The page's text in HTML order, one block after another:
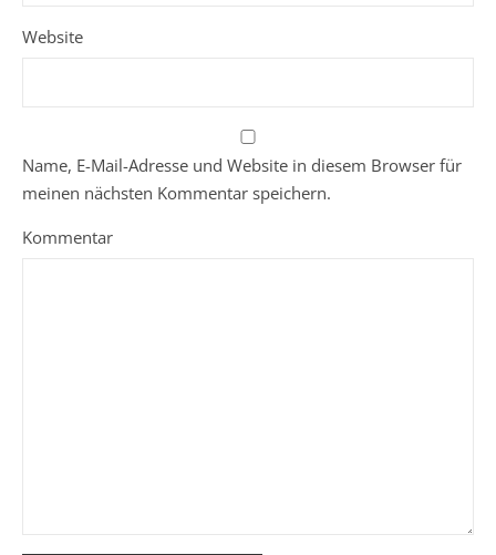
Website
Name, E-Mail-Adresse und Website in diesem Browser für
meinen nächsten Kommentar speichern.
Kommentar